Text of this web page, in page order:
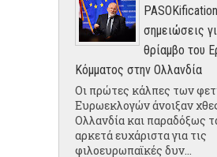
σημειώσεις
θρίαμβο του
Κόμματος στην Ολλανδία
Οι πρώτες κάλπες των
Ευρωεκλογών άνοιξαν
Ολλανδία και παραδόξως
αρκετά ευχάριστα για τις
φιλοευρωπαϊκές δυν...